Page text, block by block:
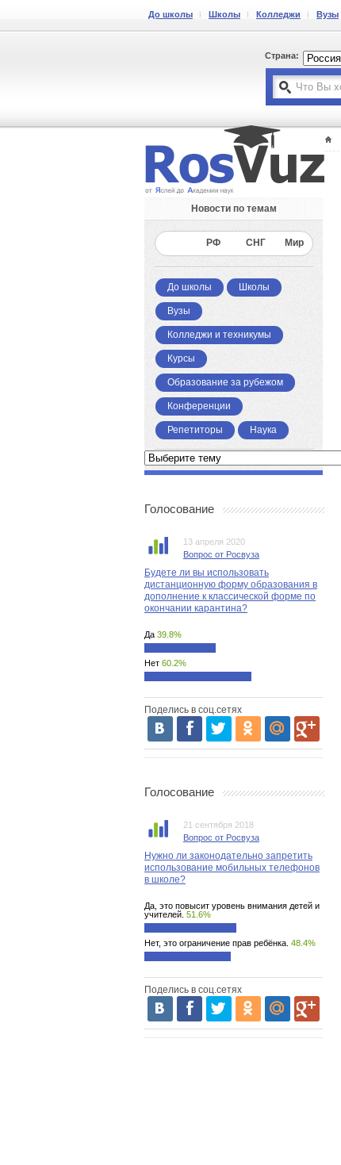
До школы Школы Колледжи Вузы
Страна:
Новости по темам
РФ СНГ Мир
До школы Школы
Вузы
Колледжи и техникумы
Курсы
Образование за рубежом
Конференции
Репетиторы Наука
Голосование
13 апреля 2020
Вопрос от Росвуза
Будете ли вы использовать
дистанционную форму образования в
дополнение к классической форме по
окончании карантина?
Да 39.8%
Нет 60.2%
Поделись в соц.сетях
Голосование
21 сентября 2018
Вопрос от Росвуза
Нужно ли законодательно запретить
использование мобильных телефонов
в школе?
Да, это повысит уровень внимания детей и
учителей. 51.6%
Нет, это ограничение прав ребёнка. 48.4%
Поделись в соц.сетях